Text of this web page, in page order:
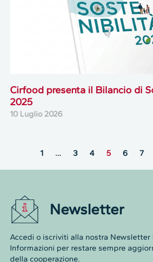
Cirfood presenta il Bilancio di
2025
10 Luglio 2026
1 … 3 4 5 6 7
Newsletter
Accedi o iscriviti alla nostra Newsletter
Informazioni per restare sempre
della cooperazione.